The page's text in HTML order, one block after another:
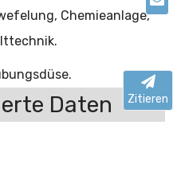
Chemieanlage,
Daten Zitieren